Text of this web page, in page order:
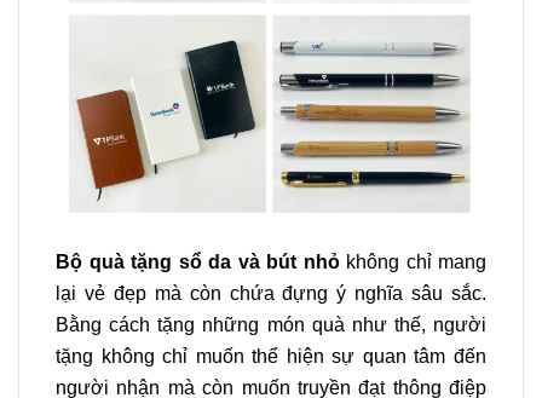
Bộ quà tặng sổ da và bút nhỏkhông chỉ mang
lại vẻ đẹp mà còn chứa đựng ý nghĩa sâu sắc.
Bằng cách tặng những món quà như thế, người
tặng không chỉ muốn thể hiện sự quan tâm đến
người nhận mà còn muốn truyền đạt thông điệp